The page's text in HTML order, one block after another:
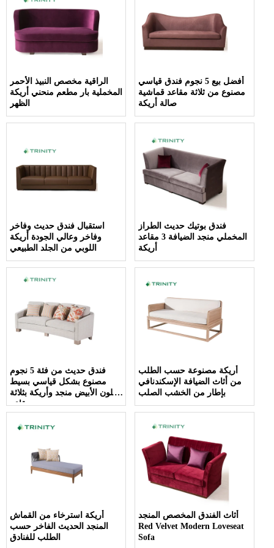
الراقية مخصص النبيذ الأحمر
المخملية بار مطعم منحني أريكة
الظهر
أفضل بيع 5 نجوم فندق قياسي
مصنوع من ثلاثة مقاعد قماشية
صالة أريكة
استقبال فندق حديث وفاخر
وفاخر وعالي الجودة أريكة
اللوبي من الجلد الطبيعي
فندق بوتيك حديث الطراز
المخملي منجد الضيافة 3 مقاعد
أريكة
فندق حديث من فئة 5 نجوم
مصنوع بشكل قياسي بسيط
باللون الأبيض منجد وأريكة بثلاثة
مقاعد
أريكة مصنوعة حسب الطلب
من أثاث الضيافة الإسكندنافي
بإطار من الخشب الصلب
أريكة استرخاء من القماش
المنجد الحديث الفاخر حسب
الطلب للفنادق
أثاث الفندق المخصص المنجد
Red Velvet Modern Loveseat
Sofa